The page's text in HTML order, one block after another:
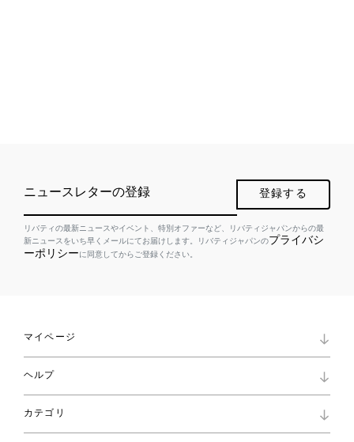
ニュースレターの登録 登録する
リバティの最新ニュースやイベント、特別オファーなど、リバティジャパンからの最
新ニュースをいち早くメールにてお届けします。リバティジャパンのプライバシ
ーポリシーに同意してからご登録ください。
マイページ
ロイヤリティプログラム
パスワード再設定
ショッピングバッグ
ヘルプ
お問い合わせ
よくあるご質問
カテゴリ